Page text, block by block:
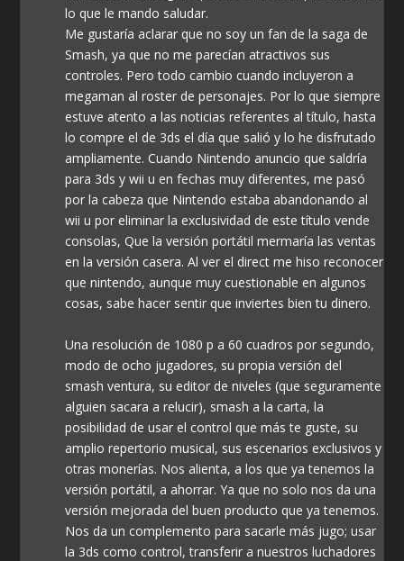
lo que le mando saludar.
Me gustaría aclarar que no soy un fan de la saga de
Smash, ya que no me parecían atractivos sus
controles. Pero todo cambio cuando incluyeron a
megaman al roster de personajes. Por lo que siempre
estuve atento a las noticias referentes al título, hasta
lo compre el de 3ds el día que salió y lo he disfrutado
ampliamente. Cuando Nintendo anuncio que saldría
para 3ds y wii u en fechas muy diferentes, me pasó
por la cabeza que Nintendo estaba abandonando al
wii u por eliminar la exclusividad de este título vende
consolas, Que la versión portátil mermaría las ventas
en la versión casera. Al ver el direct me hiso reconocer
que nintendo, aunque muy cuestionable en algunos
cosas, sabe hacer sentir que inviertes bien tu dinero.
Una resolución de 1080 p a 60 cuadros por segundo,
modo de ocho jugadores, su propia versión del
smash ventura, su editor de niveles (que seguramente
alguien sacara a relucir), smash a la carta, la
posibilidad de usar el control que más te guste, su
amplio repertorio musical, sus escenarios exclusivos y
otras monerías. Nos alienta, a los que ya tenemos la
versión portátil, a ahorrar. Ya que no solo nos da una
versión mejorada del buen producto que ya tenemos.
Nos da un complemento para sacarle más jugo; usar
la 3ds como control, transferir a nuestros luchadores